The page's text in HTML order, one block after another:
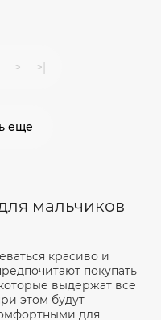
еще
> >|
мальчиков
красиво и
покупать
выдержат все
этом будут
для